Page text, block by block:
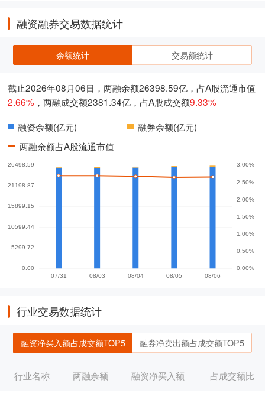
融资融券交易数据统计
余额统计 交易额统计
截止2026年08月06日，两融余额26398.59亿，占A股流通市值
2.66% ，两融成交额2381.34亿，占A股成交额9.33%
融资余额(亿元)
融券余额(亿元)
两融余额占A股流通市值
行业交易数据统计
融资净买入额占成交额TOP5 融券净卖出额占成交额TOP5
行业名称 两融余额 融资净买入额 占成交额比